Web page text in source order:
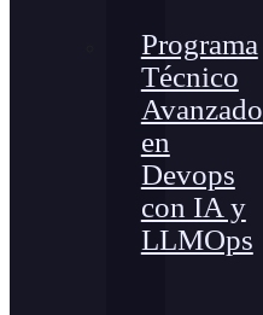
Programa
Técnico
Avanzado
en
Devops
con IA y
LLMOps